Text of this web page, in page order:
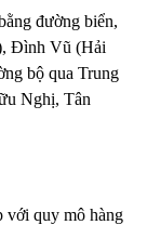
đường biển,
Đình Vũ (Hải
bộ qua Trung
Nghị, Tân
với quy mô hàng